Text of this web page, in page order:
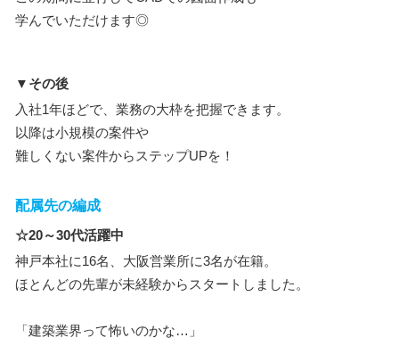
学んでいただけます◎
▼その後
入社1年ほどで、業務の大枠を把握できます。
以降は小規模の案件や
難しくない案件からステップUPを！
配属先の編成
☆20～30代活躍中
神戸本社に16名、大阪営業所に3名が在籍。
ほとんどの先輩が未経験からスタートしました。
「建築業界って怖いのかな…」